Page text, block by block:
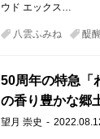
ウド エックス…
八雲ふみね 醍
50周年の特急
の香り豊かな郷
望月 崇史